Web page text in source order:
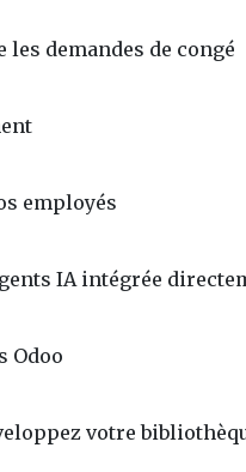
demandes de congé
employés
IA intégrée
Odoo
votre